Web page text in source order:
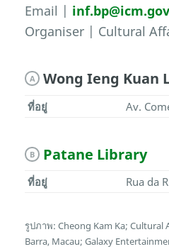
Email |
Organiser | Cultural
A Wong Ieng Kuan
ที่อยู่ Av.
B Patane Library
ที่อยู่ Rua da
รูปภาพ: Cheong Kam Ka; Cultural
Barra, Macau; Galaxy